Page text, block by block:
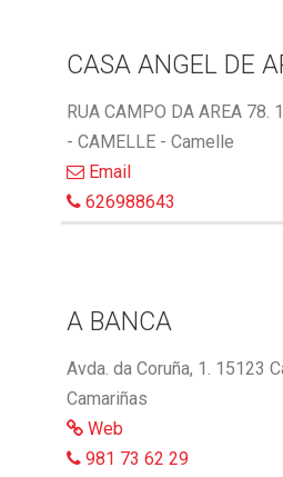
CASA ANGEL DE
RUA CAMPO DA AREA 78.
- CAMELLE - Camelle
Email
626988643
A BANCA
Avda. da Coruña, 1. 15123
Camariñas
Web
981 73 62 29